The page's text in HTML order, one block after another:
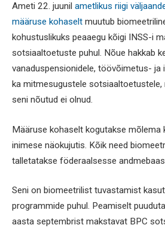
Ameti 22. juunil ametlikus riigi
määruse kohaselt muutub
kohustuslikuks peaaegu kõigi INSS-i
sotsiaaltoetuste puhul. Nõue hakkab
vanaduspensionidele, töövõimetus- ja
ka mitmesugustele sotsiaaltoetustele,
seni nõutud ei olnud.
Määruse kohaselt kogutakse mõlema
inimese näokujutis. Kõik need
talletatakse föderaalsesse
Seni on biomeetrilist tuvastamist
programmide puhul. Peamiselt
aasta septembrist makstavat BPC